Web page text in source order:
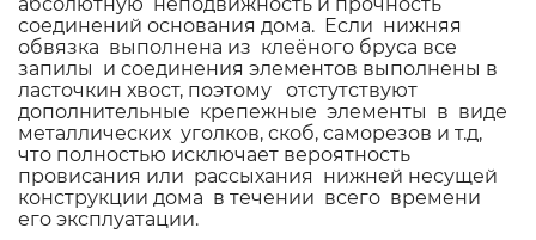
абсолютную неподвижность и прочность
соединений основания дома. Если нижняя
обвязка выполнена из клеёного бруса все
запилы и соединения элементов выполнены в
ласточкин хвост, поэтому отстутствуют
дополнительные крепежные элементы в виде
металлических уголков, скоб, саморезов и т.д,
что полностью исключает вероятность
провисания или рассыхания нижней несущей
конструкции дома в течении всего времени
его эксплуатации.